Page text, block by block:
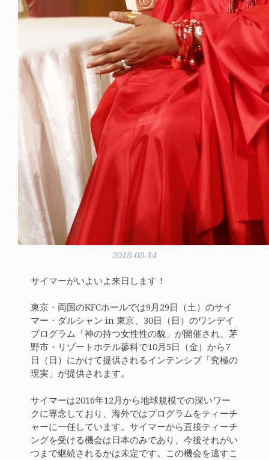
2018-08-14
サイマーがいよいよ来日します！
東京・両国のKFCホールでは9月29日（土）のサイ
マー・ダルシャン in 東京、30日（日）のワンデイ
プログラム「神の持つ女性性の貌」が開催され、茅
野市・リゾートホテル蓼科で10月5日（金）から7
日（日）にかけて提供されるインテンシブ「究極の
現実」が提供されます。
サイマーは2016年12月から地球規模での深いワー
クに専念しており、海外ではプログラムをティーチ
ャーに一任しています。サイマーから直接ティーチ
ングを受ける機会は日本のみであり、今後それがい
つまで継続されるかは未定です。この機会を逃すこ